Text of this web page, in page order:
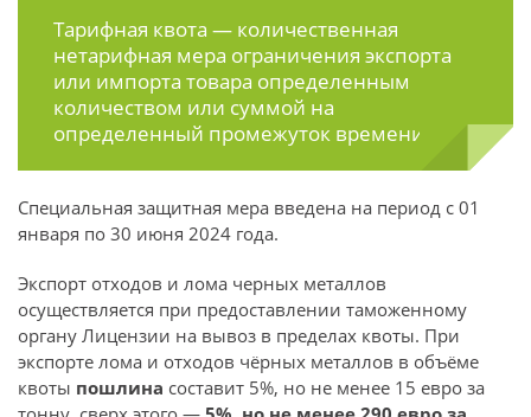
Тарифная квота — количественная
нетарифная мера ограничения экспорта
или импорта товара определенным
количеством или суммой на
определенный промежуток времени.
Специальная защитная мера введена на период c 01
января по 30 июня 2024 года.
Экспорт отходов и лома черных металлов
осуществляется при предоставлении таможенному
органу Лицензии на вывоз в пределах квоты. При
экспорте лома и отходов чёрных металлов в объёме
квоты пошлина составит 5%, но не менее 15 евро за